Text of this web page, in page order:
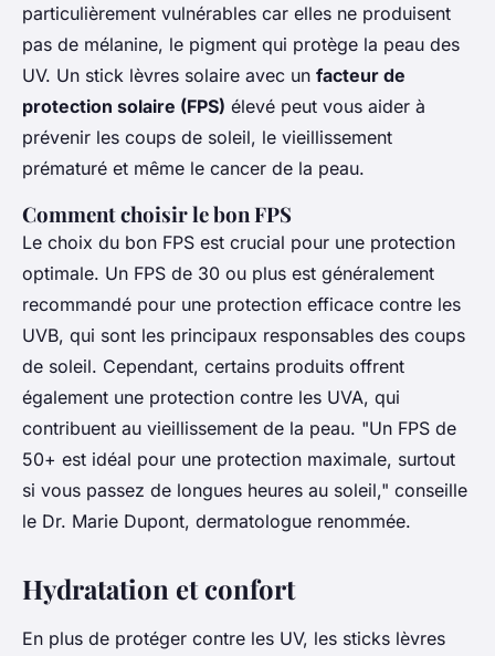
particulièrement vulnérables car elles ne produisent
pas de mélanine, le pigment qui protège la peau des
UV. Un stick lèvres solaire avec un facteur de
protection solaire (FPS) élevé peut vous aider à
prévenir les coups de soleil, le vieillissement
prématuré et même le cancer de la peau.
Comment choisir le bon FPS
Le choix du bon FPS est crucial pour une protection
optimale. Un FPS de 30 ou plus est généralement
recommandé pour une protection efficace contre les
UVB, qui sont les principaux responsables des coups
de soleil. Cependant, certains produits offrent
également une protection contre les UVA, qui
contribuent au vieillissement de la peau. "Un FPS de
50+ est idéal pour une protection maximale, surtout
si vous passez de longues heures au soleil," conseille
le Dr. Marie Dupont, dermatologue renommée.
Hydratation et confort
En plus de protéger contre les UV, les sticks lèvres